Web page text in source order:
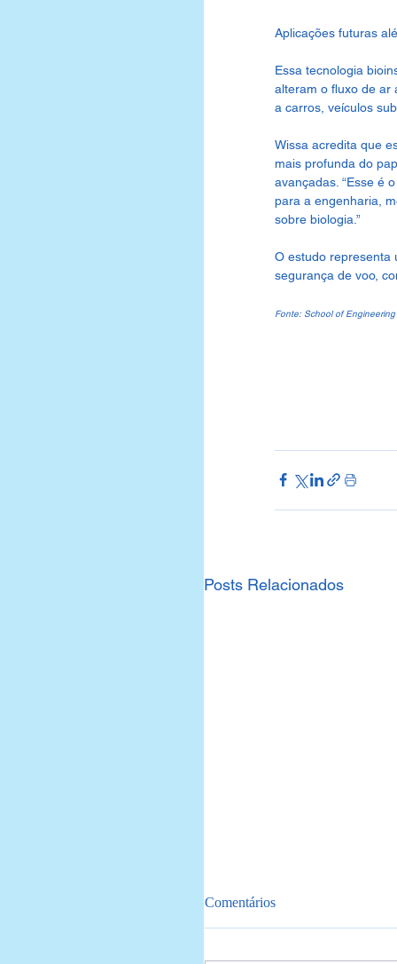
Aplicações futuras
Essa tecnologia
alteram o fluxo de ar
a carros, veículos
Wissa acredita que
mais profunda do
avançadas. “Esse é
para a engenharia,
sobre biologia.”
O estudo representa
segurança de voo,
Fonte: School of
Posts Relacionados
Comentários